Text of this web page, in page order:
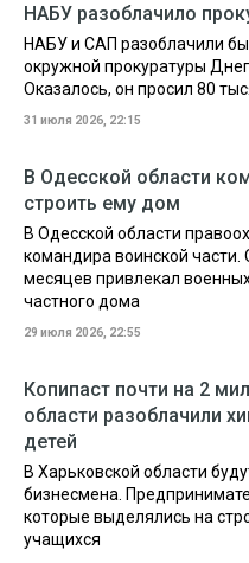
НАБУ разоблачило
НАБУ и САП разоблачили
окружной прокуратуры
Оказалось, он просил 80
31 июля 2026, 22:15
В Одесской области
строить ему дом
В Одесской области
командира воинской части.
месяцев привлекал
частного дома
29 июля 2026, 22:55
Копипаст почти на 2
области разоблачили
детей
В Харьковской области
бизнесмена.
которые выделялись на
учащихся